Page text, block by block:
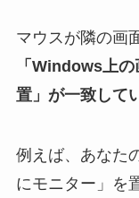
マウスが隣の画
「Windows上
置」が一致して
例えば、あなた
にモニター」を